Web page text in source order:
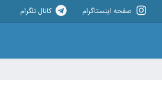
کانال تلگرام صفحه اینستاگرام